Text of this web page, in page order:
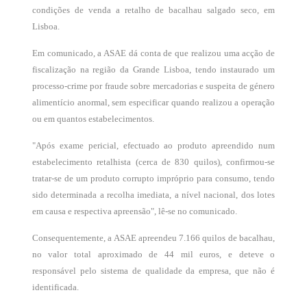
condições de venda a retalho de bacalhau salgado seco, em
Lisboa.
Em comunicado, a ASAE dá conta de que realizou uma acção de
fiscalização na região da Grande Lisboa, tendo instaurado um
processo-crime por fraude sobre mercadorias e suspeita de género
alimentício anormal, sem especificar quando realizou a operação
ou em quantos estabelecimentos.
"Após exame pericial, efectuado ao produto apreendido num
estabelecimento retalhista (cerca de 830 quilos), confirmou-se
tratar-se de um produto corrupto impróprio para consumo, tendo
sido determinada a recolha imediata, a nível nacional, dos lotes
em causa e respectiva apreensão", lê-se no comunicado.
Consequentemente, a ASAE apreendeu 7.166 quilos de bacalhau,
no valor total aproximado de 44 mil euros, e deteve o
responsável pelo sistema de qualidade da empresa, que não é
identificada.